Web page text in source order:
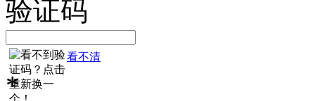
验证码
看不清
*